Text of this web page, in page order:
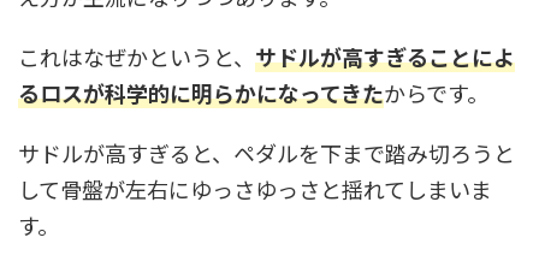
これはなぜかというと、 サドルが高すぎることによ
るロスが科学的に明らかになってきたからです。
サドルが高すぎると、ペダルを下まで踏み切ろうと
して骨盤が左右にゆっさゆっさと揺れてしまいま
す。